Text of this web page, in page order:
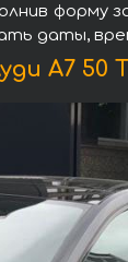
форму
даты,
A7 50